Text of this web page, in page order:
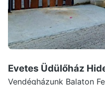
Evetes Üdülőház
Vendégházunk Balaton